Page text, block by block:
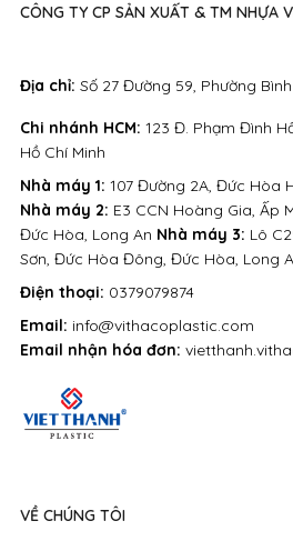
VỀ CHÚNG TÔI
Địa chỉ: Số 27 Đường 59, Phường
Điện thoại: 0379079874
Email: info@vithacoplastic.com
Email nhận hóa đơn:
CÔNG TY CP SẢN XUẤT & TM NHỰA
Nhà máy 1: 107 Đường 2A, Đức Hòa
Nhà máy 2: E3 CCN Hoàng Gia, Ấp
Đức Hòa, Long An Nhà máy 3: Lô
Sơn, Đức Hòa Đông, Đức Hòa, Long
Chi nhánh HCM: 123 Đ. Phạm Đình
Hồ Chí Minh